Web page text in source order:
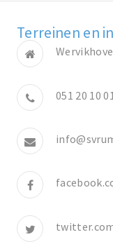
Terreinen en
051 20 10 01